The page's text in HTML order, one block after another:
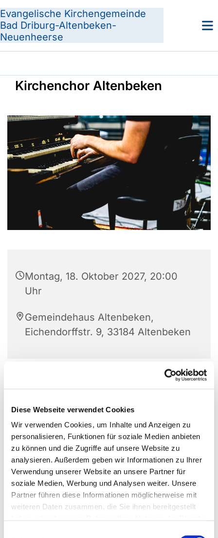
Diese Webseite verwendet Cookies
Wir verwenden Cookies, um Inhalte und Anzeigen zu
personalisieren, Funktionen für soziale Medien anbieten
zu können und die Zugriffe auf unsere Website zu
analysieren. Außerdem geben wir Informationen zu Ihrer
Verwendung unserer Website an unsere Partner für
soziale Medien, Werbung und Analysen weiter. Unsere
Partner führen diese Informationen möglicherweise mit
weiteren Daten zusammen, die Sie ihnen bereitgestellt
Evangelische Kirchengemeinde
Bad Driburg-Altenbeken-
Neuenheerse
Kirchenchor Altenbeken
Montag, 18. Oktober 2027, 20:00
Uhr
Gemeindehaus Altenbeken,
Eichendorffstr. 9, 33184 Altenbeken